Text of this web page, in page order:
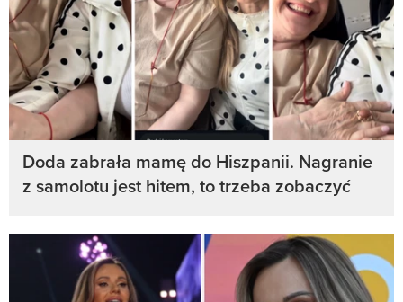
Doda zabrała mamę do Hiszpanii. Nagranie
z samolotu jest hitem, to trzeba zobaczyć